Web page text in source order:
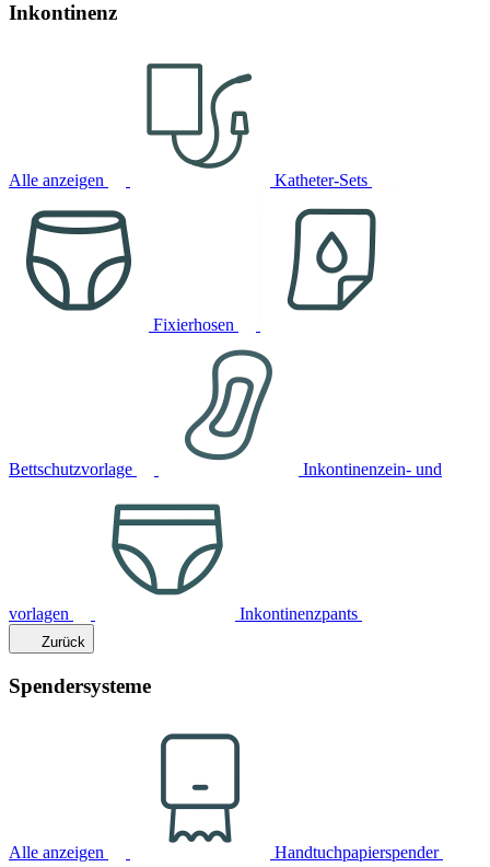
Inkontinenz
Alle anzeigen Katheter-Sets
Fixierhosen
Bettschutzvorlage Inkontinenzein- und
vorlagen Inkontinenzpants
Zurück
Spendersysteme
Alle anzeigen Handtuchpapierspender